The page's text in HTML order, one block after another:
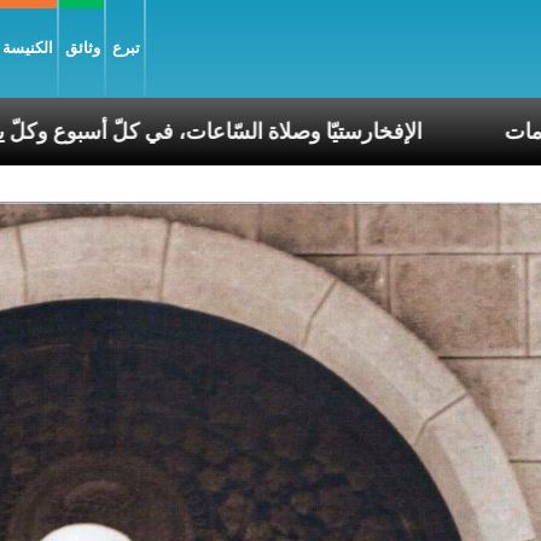
وثائق تبرع
الإفخارستيّا وصلاة تناغم في عصر الانقسامات